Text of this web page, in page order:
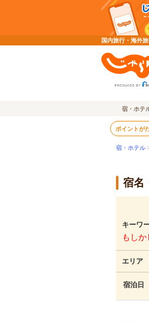
国内旅行・海外
宿・ホテ
ポイントが
宿・ホテル
宿名
キーワ
もしか
エリア
宿泊日